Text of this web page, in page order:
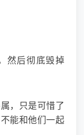
然后彻底毁掉
，只是可惜了
能和他们一起